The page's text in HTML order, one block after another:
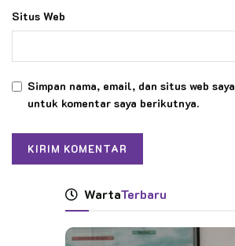
Situs Web
Simpan nama, email, dan situs web
untuk komentar saya berikutnya.
WartaTerbaru